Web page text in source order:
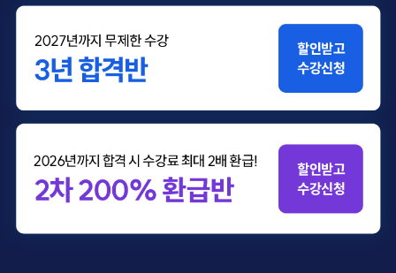
3년 합격반
2026년 연간합격반